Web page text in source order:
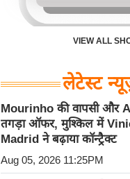
एयर चीफ ने सीधे
पायलट से बातचीत की।
30 एम के भी उड़ाता है
VIEW ALL
लेटेस्ट
Mourinho की वापसी और
तगड़ा ऑफर, मुश्किल में
Madrid ने बढ़ाया कॉन्ट्रैक्ट
Aug 05, 2026 11:25PM